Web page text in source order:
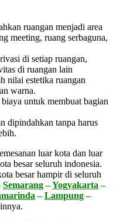
ruangan menjadi area
meeting, ruang serbaguna,
di setiap ruangan,
di ruangan lain
nilai estetika ruangan
warna.
untuk membuat bagian
dipindahkan tanpa harus
luar kota dan luar
besar seluruh indonesia.
besar hampir di seluruh
Semarang–Yogyakarta –
–Lampung–